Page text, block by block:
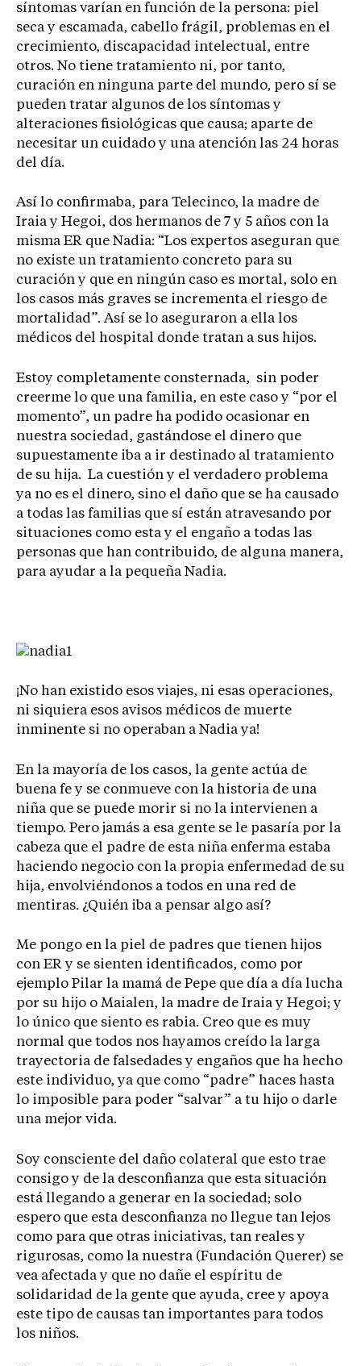
síntomas varían en función de la persona: piel
seca y escamada, cabello frágil, problemas en el
crecimiento, discapacidad intelectual, entre
otros. No tiene tratamiento ni, por tanto,
curación en ninguna parte del mundo, pero sí se
pueden tratar algunos de los síntomas y
alteraciones fisiológicas que causa; aparte de
necesitar un cuidado y una atención las 24 horas
del día.
Así lo confirmaba, para Telecinco, la madre de
Iraia y Hegoi, dos hermanos de 7 y 5 años con la
misma ER que Nadia: “Los expertos aseguran que
no existe un tratamiento concreto para su
curación y que en ningún caso es mortal, solo en
los casos más graves se incrementa el riesgo de
mortalidad”. Así se lo aseguraron a ella los
médicos del hospital donde tratan a sus hijos.
Estoy completamente consternada, sin poder
creerme lo que una familia, en este caso y “por el
momento”, un padre ha podido ocasionar en
nuestra sociedad, gastándose el dinero que
supuestamente iba a ir destinado al tratamiento
de su hija. La cuestión y el verdadero problema
ya no es el dinero, sino el daño que se ha causado
a todas las familias que sí están atravesando por
situaciones como esta y el engaño a todas las
personas que han contribuido, de alguna manera,
para ayudar a la pequeña Nadia.
¡No han existido esos viajes, ni esas operaciones,
ni siquiera esos avisos médicos de muerte
inminente si no operaban a Nadia ya!
En la mayoría de los casos, la gente actúa de
buena fe y se conmueve con la historia de una
niña que se puede morir si no la intervienen a
tiempo. Pero jamás a esa gente se le pasaría por la
cabeza que el padre de esta niña enferma estaba
haciendo negocio con la propia enfermedad de su
hija, envolviéndonos a todos en una red de
mentiras. ¿Quién iba a pensar algo así?
Me pongo en la piel de padres que tienen hijos
con ER y se sienten identificados, como por
ejemplo Pilar la mamá de Pepe que día a día lucha
por su hijo o Maialen, la madre de Iraia y Hegoi; y
lo único que siento es rabia. Creo que es muy
normal que todos nos hayamos creído la larga
trayectoria de falsedades y engaños que ha hecho
este individuo, ya que como “padre” haces hasta
lo imposible para poder “salvar” a tu hijo o darle
una mejor vida.
Soy consciente del daño colateral que esto trae
consigo y de la desconfianza que esta situación
está llegando a generar en la sociedad; solo
espero que esta desconfianza no llegue tan lejos
como para que otras iniciativas, tan reales y
rigurosas, como la nuestra (Fundación Querer) se
vea afectada y que no dañe el espíritu de
solidaridad de la gente que ayuda, cree y apoya
este tipo de causas tan importantes para todos
los niños.